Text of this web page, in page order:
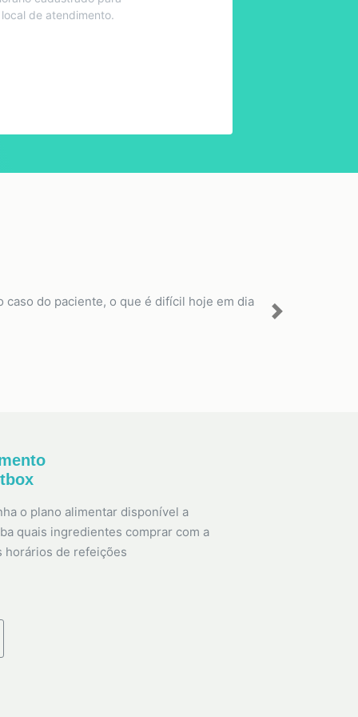
de atendimento.
do paciente, o que é difícil hoje em dia
Next
o plano alimentar disponível a
quais ingredientes comprar com a
horários de refeições